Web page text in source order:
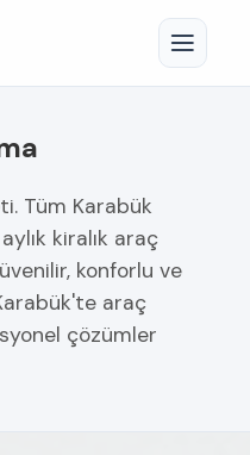
Tüm Karabük
kiralık araç
konforlu ve
araç
çözümler